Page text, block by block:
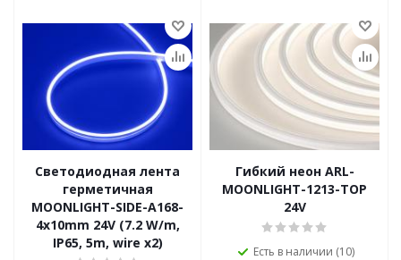
Светодиодная лента
герметичная
MOONLIGHT-SIDE-A168-
4x10mm 24V (7.2 W/m,
IP65, 5m, wire x2)
Гибкий неон ARL-
MOONLIGHT-1213-TOP
24V
Есть в наличии (10)